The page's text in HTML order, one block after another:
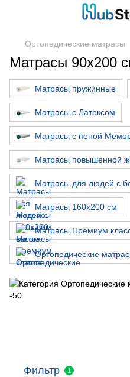
Ортопедические матрасы
Матрасы 90х200
Матрасы пружинные
Матрасы с Латексом
Матрасы с пеной
Матрасы повышенной
Матрасы для людей с
Матрасы 160х200 см
Матрасы Премиум
Ортопедические
Фильтр 1